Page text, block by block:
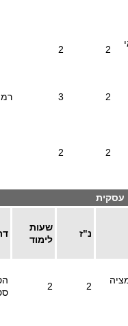
2
2
2
3
2
2
עסקית
נ"ז
שעות
לימוד
2
2